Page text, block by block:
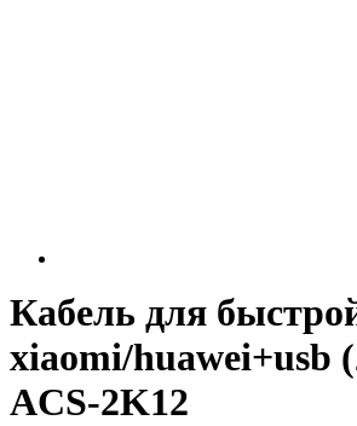
Кабель для
xiaomi/huawei+usb
ACS-2K12